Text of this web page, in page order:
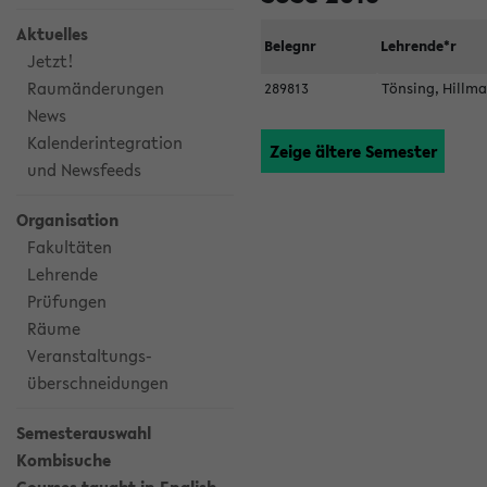
Aktuelles
Jetzt!
Raumänderungen
News
Kalenderintegration
und Newsfeeds
Organisation
Fakultäten
Lehrende
Prüfungen
Räume
Veranstaltungs-
überschneidungen
Semesterauswahl
Kombisuche
Belegnr Lehrende*r
289813
Tönsing,
Zeige ältere Semester